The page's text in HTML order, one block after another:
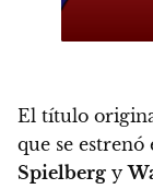
El título
que se estrenó
Spielberg y